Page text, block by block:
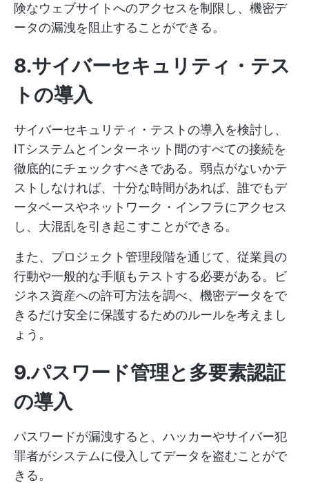
険なウェブサイトへのアクセスを制限し、機密デ
ータの漏洩を阻止することができる。
8.サイバーセキュリティ・テス
トの導入
サイバーセキュリティ・テストの導入を検討し、
ITシステムとインターネット間のすべての接続を
徹底的にチェックすべきである。弱点がないかテ
ストしなければ、十分な時間があれば、誰でもデ
ータベースやネットワーク・インフラにアクセス
し、大混乱を引き起こすことができる。
また、プロジェクト管理段階を通じて、従業員の
行動や一般的な手順もテストする必要がある。ビ
ジネス資産への許可方法を調べ、機密データをで
きるだけ安全に保護するためのルールを考えまし
ょう。
9.パスワード管理と多要素認証
の導入
パスワードが漏洩すると、ハッカーやサイバー犯
罪者がシステムに侵入してデータを盗むことがで
きる。